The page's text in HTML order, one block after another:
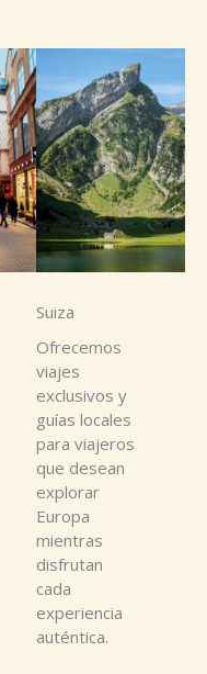
Suiza
Ofrecemos
viajes
exclusivos y
guías locales
para viajeros
que desean
explorar
Europa
mientras
disfrutan
cada
experiencia
auténtica.